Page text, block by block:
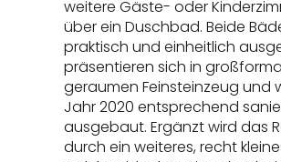
weitere Gäste- oder
über ein Duschbad. Beide
praktisch und einheitlich
präsentieren sich in
geraumen Feinsteinzeug und
Jahr 2020 entsprechend
ausgebaut. Ergänzt wird das
durch ein weiteres, recht